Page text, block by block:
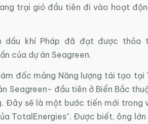
trại gió đầu tiên đi vào hoạt
khí Pháp đã đạt được thỏa
của dự án Seagreen.
đốc mảng Năng lượng tái tạo tại
Seagreen- đầu tiên ở Biển Bắc
Đây sẽ là một bước tiến mới trong
TotalEnergies”. Được biết, ông